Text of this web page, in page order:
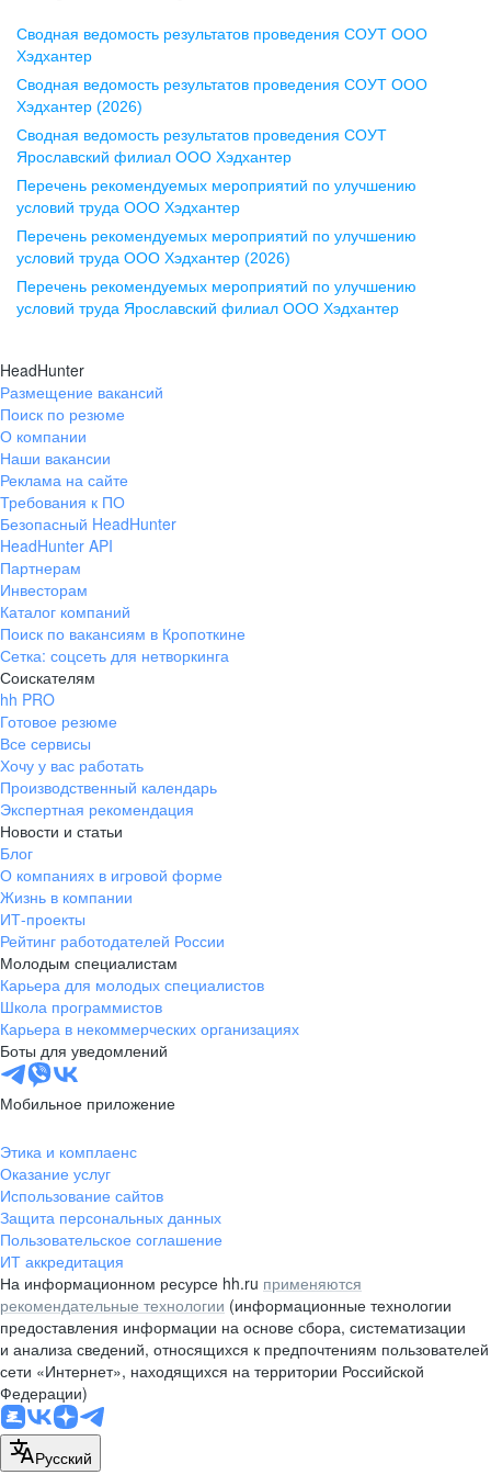
Воронеж
ул. Комиссаржевской, д. 10,
офис 1212
+7 473 280-05-05
pr@vrn.hh.ru
ул. Спартаковская, д. 2А, этаж 3,
помещение 15
+7 843 212-12-50
Екатеринбург
ул. Боевых Дружин, стр. 20,
+7 343 226-79-99
pr@ural.hh.ru
ул. Янковского, д. 169, 7 этаж,
706 каб.
+7 861 205-55-57
pr@krd.hh.ru
Владивосток
пер. Ланинский д. 4, офис 3.4
+7 423 202-33-28
pr@dv.hh.ru
Новосибирск
ул. Большевистская, д. 35,
помещение 21
+7 383 207-94-64
pr@nsk.hh.ru
Минск
пр-т Дзержинского, д. 57,
10 этаж, помещение 45-1
pr@rabota.by
Алматы
пр. Абая, д. 151, БЦ Алатау,
12 этаж, офис 1209
+7 727 232-13-13
pr@headhunter.com.kz
Сводная ведомость результатов проведения СОУТ ООО
Хэдхантер
Сводная ведомость результатов проведения СОУТ ООО
Хэдхантер (2026)
Сводная ведомость результатов проведения СОУТ
Ярославский филиал ООО Хэдхантер
Перечень рекомендуемых мероприятий по улучшению
условий труда ООО Хэдхантер
Перечень рекомендуемых мероприятий по улучшению
условий труда ООО Хэдхантер (2026)
Перечень рекомендуемых мероприятий по улучшению
условий труда Ярославский филиал ООО Хэдхантер
HeadHunter
Размещение вакансий
Поиск по резюме
О компании
Наши вакансии
Реклама на сайте
Требования к ПО
Безопасный HeadHunter
HeadHunter API
Партнерам
Инвесторам
Каталог компаний
Поиск по вакансиям в Кропоткине
Сетка: соцсеть для нетворкинга
Соискателям
hh PRO
Готовое резюме
Все сервисы
Хочу у вас работать
Производственный календарь
Экспертная рекомендация
Новости и статьи
Блог
О компаниях в игровой форме
Жизнь в компании
ИТ-проекты
Рейтинг работодателей России
Молодым специалистам
Карьера для молодых специалистов
Школа программистов
Карьера в некоммерческих организациях
Боты для уведомлений
Мобильное приложение
Этика и комплаенс
Оказание услуг
Использование сайтов
Защита персональных данных
Пользовательское соглашение
ИТ аккредитация
На информационном ресурсе hh.ru применяются
рекомендательные технологии (информационные технологии
предоставления информации на основе сбора, систематизации
и анализа сведений, относящихся к предпочтениям пользователей
сети «Интернет», находящихся на территории Российской
Федерации)
Русский